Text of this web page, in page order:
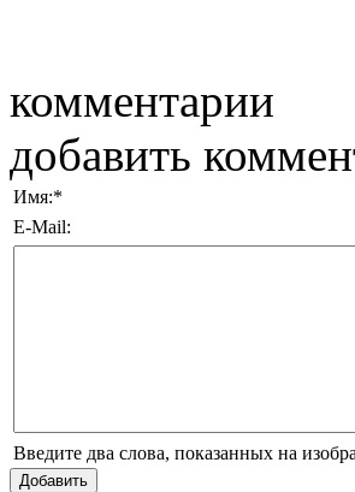
комментарии
добавить
Имя:*
E-Mail:
Введите два слова, показанных на